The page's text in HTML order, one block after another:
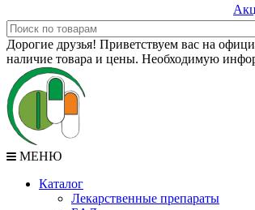
Дорогие друзья! Приветствуем вас на
наличие товара и цены. Необходимую
МЕНЮ
Каталог
Лекарственные препараты